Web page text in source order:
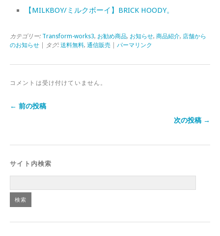
【MILKBOY/ミルクボーイ】BRICK HOODY。
カテゴリー: Transform-works3, お勧め商品, お知らせ, 商品紹介, 店舗から
のお知らせ | タグ: 送料無料, 通信販売 パーマリンク
コメントは受け付けていません。
← 前の投稿
次の投稿 →
サイト内検索